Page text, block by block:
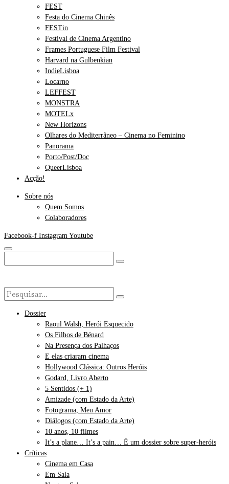
FEST
Festa do Cinema Chinês
FESTin
Festival de Cinema Argentino
Frames Portuguese Film Festival
Harvard na Gulbenkian
IndieLisboa
Locarno
LEFFEST
MONSTRA
MOTELx
New Horizons
Olhares do Mediterrâneo – Cinema no Feminino
Panorama
Porto/Post/Doc
QueerLisboa
Acção!
Sobre nós
Quem Somos
Colaboradores
Facebook-f Instagram Youtube
Dossier
Raoul Walsh, Herói Esquecido
Os Filhos de Bénard
Na Presença dos Palhaços
E elas criaram cinema
Hollywood Clássica: Outros Heróis
Godard, Livro Aberto
5 Sentidos (+ 1)
Amizade (com Estado da Arte)
Fotograma, Meu Amor
Diálogos (com Estado da Arte)
10 anos, 10 filmes
It’s a plane… It’s a pain… É um dossier sobre super-heróis
Críticas
Cinema em Casa
Em Sala